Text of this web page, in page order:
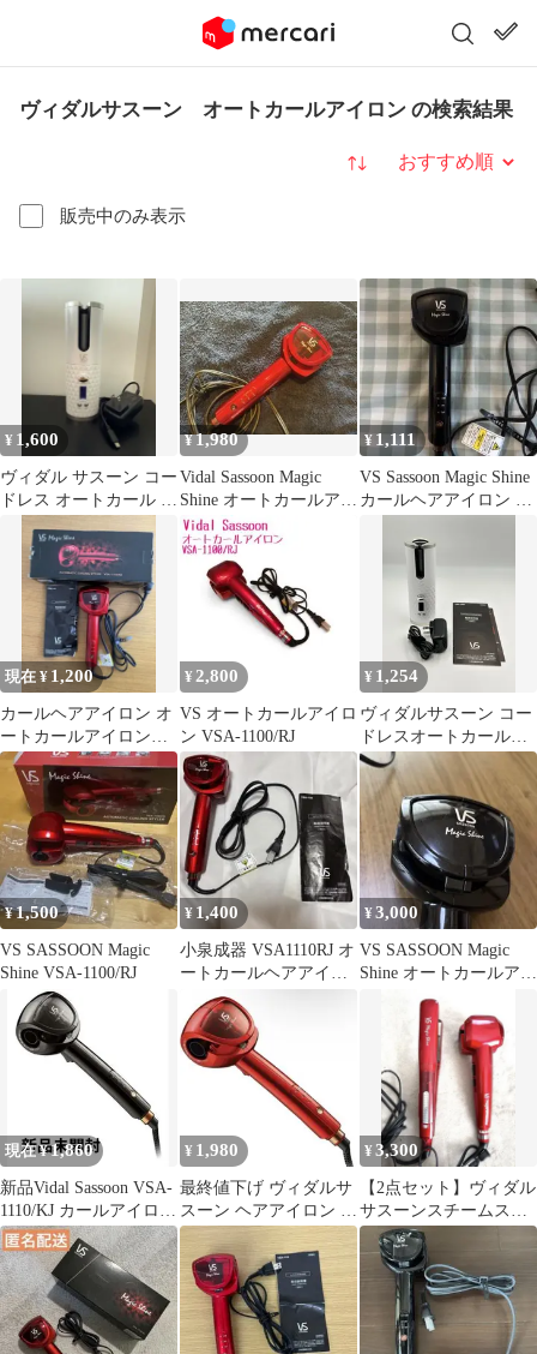
ヴィダルサスーン オートカールアイロン の検索結果
販売中のみ表示
並び替え
¥ 1,600
ヴィダル サスーン コー
ドレス オートカール ア
【本体&充電
¥1,980
Vidal Sassoon Magic
Shine オートカールアイ
ロン 本体
¥1,111
VS Sassoon Magic Shine
カールヘアアイロン 本
現在 ¥ 1,200
カールヘアアイロン オ
ートカールアイロン
マジックシャイン ヴ
ィダルサスーン
¥ 2,800
VS オートカールアイロ
ン VSA-1100/RJ
¥ 1,254
ヴィダルサスーン コー
ドレスオートカールア
イロン VSA-1990/WJ
¥1,500
VS SASSOON Magic
Shine VSA-1100/RJ
¥ 1,400
小泉成器 VSA1110RJ オ
ートカールヘアアイロ
ン ヴィダルサスーン レ
ッド
¥3,000
VS SASSOON Magic
Shine オートカールアイ
ロン 本体
現在 ¥1,860
新品Vidal Sassoon VSA-
1110/KJ カールアイロン
ブラック
¥ 1,980
最終値下げ ヴィダルサ
スーン ヘアアイロン オ
ートカールアイロン
¥3,300
【2点セット】ヴィダル
サスーンスチームスト
レートアイロン ＆オー
トカールアイロン